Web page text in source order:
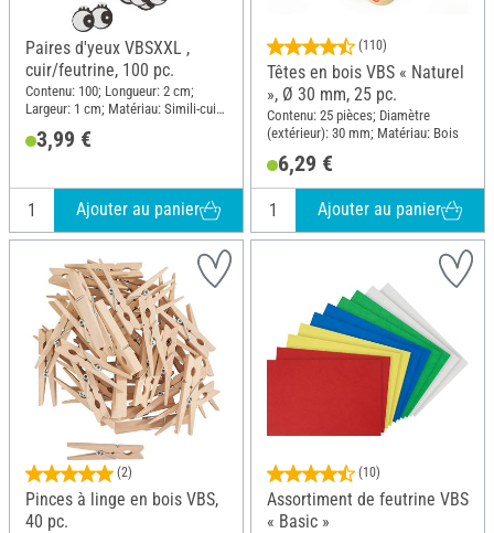
Paires d'yeux VBSXXL ,
cuir/feutrine, 100 pc.
Contenu: 100; Longueur: 2 cm;
Largeur: 1 cm; Matériau: Simili-cuir,
3,99 €
Ajouter au panier
(110)
Têtes en bois VBS « Naturel
», Ø 30 mm, 25 pc.
Contenu: 25 pièces; Diamètre
(extérieur): 30 mm; Matériau: Bois
6,29 €
Ajouter au panier
(2)
Pinces à linge en bois VBS,
40 pc.
(10)
Assortiment de feutrine VBS
« Basic »